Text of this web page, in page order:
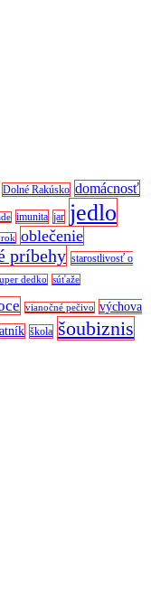
Dolné Rakúsko domácnosť
imunita jar jedlo
oblečenie
príbehy starostlivosť o
dedko súťaže
vianočné pečivo
výchova
škola šoubiznis